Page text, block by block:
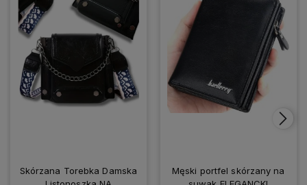
Skórzana Torebka Damska
Męski portfel skórzany na